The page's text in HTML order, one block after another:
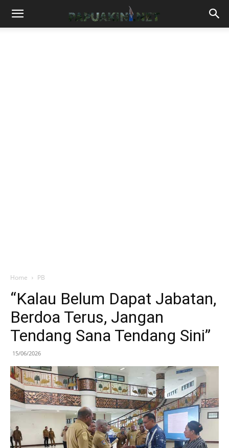
Home PB
“Kalau Belum Dapat Jabatan,
Berdoa Terus, Jangan
Tendang Sana Tendang Sini”
15/06/2026